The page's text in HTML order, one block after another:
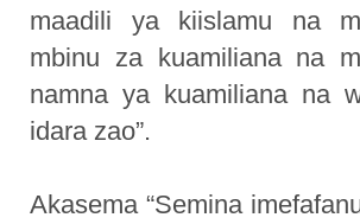
maadili ya kiislamu na
mbinu za kuamiliana na
namna ya kuamiliana na
idara zao”.
Akasema “Semina